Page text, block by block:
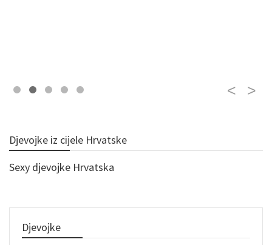
Djevojke iz cijele Hrvatske
Sexy djevojke Hrvatska
Djevojke